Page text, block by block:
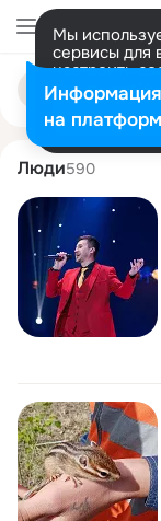
Мы
сервисы для
настроить
Разрешить
Поиск
людям
leonid
Люди590
на